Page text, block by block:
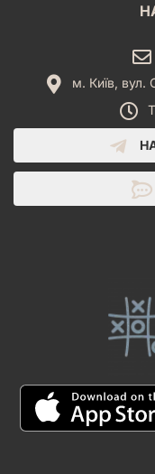
м. Київ, вул.